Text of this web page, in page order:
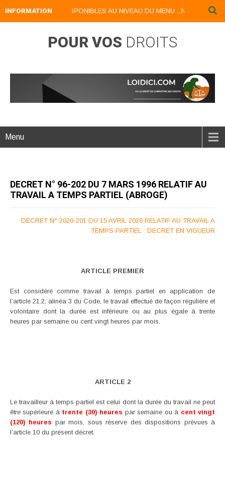
INFORMATIONDISPONIBLES AU NIVEAU DU MENU ...NOS LIVRES
POUR VOS DROITS
Menu
DECRET N° 96-202 DU 7 MARS 1996 RELATIF AU
TRAVAIL A TEMPS PARTIEL (ABROGE)
DECRET N° 2026-201 DU 15 AVRIL 2026 RELATIF AU TRAVAIL A
TEMPS PARTIEL : DECRET EN VIGUEUR
ARTICLE PREMIER
Est considéré comme travail à temps partiel en application de
l’article 21.2, alinéa 3 du Code, le travail effectué de façon régulière et
volontaire dont la durée est inférieure ou au plus égale à trente
heures par semaine ou cent vingt heures par mois.
ARTICLE 2
Le travailleur à temps partiel est celui dont la durée du travail ne peut
être supérieure à trente (30) heures par semaine ou à cent vingt
(120) heures par mois, sous réserve des dispositions prévues à
l’article 10 du présent décret.